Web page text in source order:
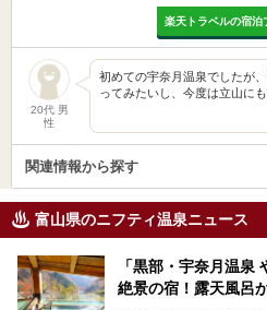
楽天トラベルの宿泊
20代 男
性
初めての宇奈月温泉でしたが
ってみたいし、今度は立山に
関連情報から探す
富山県のニフティ温泉ニュース
「黒部・宇奈月温泉
絶景の宿！露天風呂